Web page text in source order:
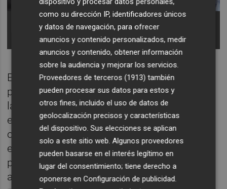
La rectora en el "Desdejuni informatiu" con los
medios de comunicación en el Jardí del Temps de
la UJI. Foto de Antonio Pradas.
Este dinero, según la misma rectora,
proviene de unas subvenciones que llegan a
la Universitat a través de una vía
extraordinaria, y que no se ingresa por la vía
ordinaria como el resto de pagos, por
ese mismo motivo, no aparece en los
presupuestos. La rectora afirma que
anualmente "este dinero sí que llega", pero
como su dirección IP, identificadores únicos
y datos de navegación, para ofrecer
anuncios y contenido personalizados, medir
anuncios y contenido, obtener información
sobre la audiencia y mejorar los servicios.
Proveedores de terceros (1913) también
pueden procesar sus datos para estos y
otros fines, incluido el uso de datos de
geolocalización precisos y características
del dispositivo. Sus elecciones se aplican
solo a este sitio web. Algunos proveedores
pueden basarse en el interés legítimo en
lugar del consentimiento; tiene derecho a
oponerse enConfiguración de publicidad